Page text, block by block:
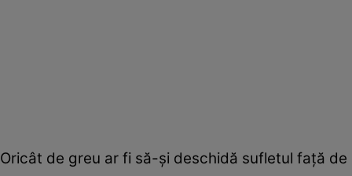
Oricât de greu ar fi să-şi deschidă sufletul faţă